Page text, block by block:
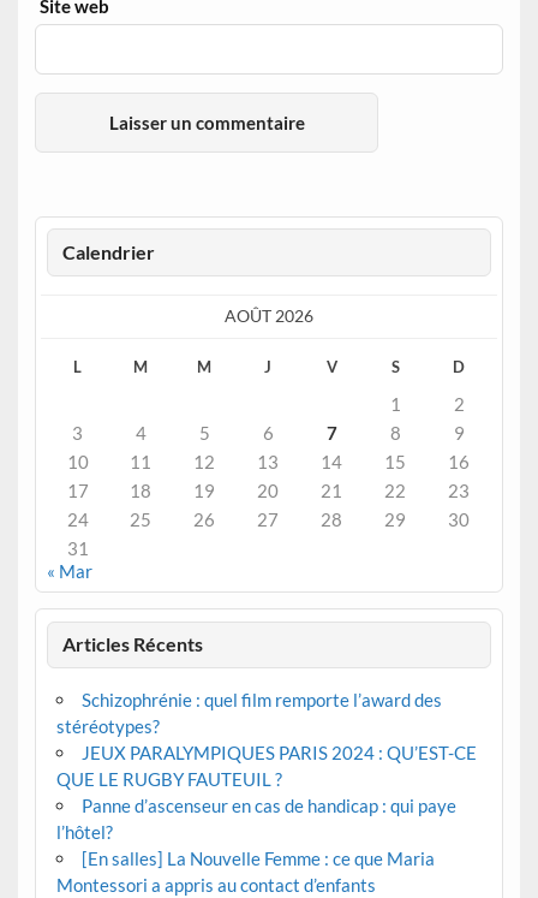
Site web
Calendrier
AOÛT 2026
L M M J V S D
1
2
3
4 5 6 7 8
9
10
11 12 13 14 15
16
17
18 19 20 21 22
23
24
25 26 27 28 29
30
31
« Mar
Articles Récents
Schizophrénie : quel film remporte l’award des
stéréotypes?
JEUX PARALYMPIQUES PARIS 2024 : QU’EST-CE
QUE LE RUGBY FAUTEUIL ?
Panne d’ascenseur en cas de handicap : qui paye
l’hôtel?
[En salles] La Nouvelle Femme : ce que Maria
Montessori a appris au contact d’enfants